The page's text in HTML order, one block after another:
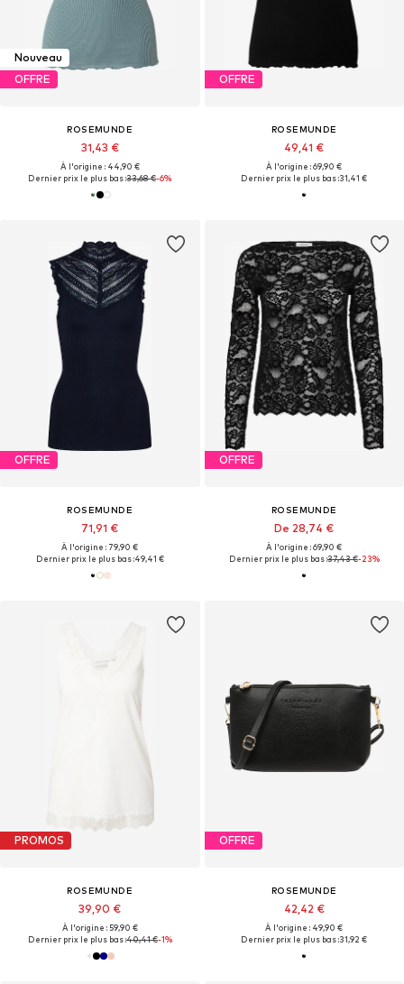
Nouveau
OFFRE
ROSEMUNDE
31,43 €
À l'origine : 44,90 €
Dernier prix le plus bas :33,68 €-6%
OFFRE
ROSEMUNDE
49,41 €
À l'origine : 69,90 €
Dernier prix le plus bas :31,41 €
OFFRE
ROSEMUNDE
71,91 €
À l'origine : 79,90 €
Dernier prix le plus bas :49,41 €
OFFRE
ROSEMUNDE
De 28,74 €
À l'origine : 69,90 €
Dernier prix le plus bas :37,43 €-23%
PROMOS
ROSEMUNDE
39,90 €
À l'origine : 59,90 €
Dernier prix le plus bas :40,41 €-1%
OFFRE
ROSEMUNDE
42,42 €
À l'origine : 49,90 €
Dernier prix le plus bas :31,92 €